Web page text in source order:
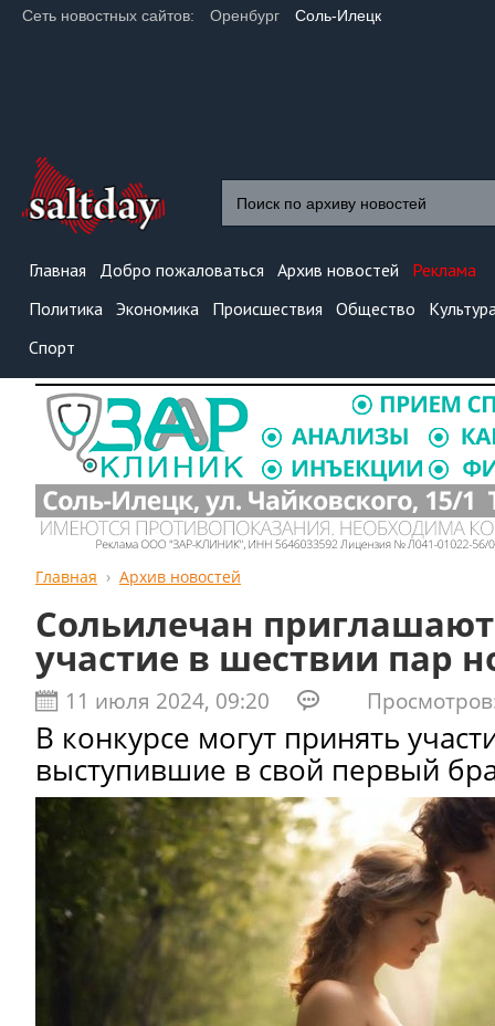
Сеть новостных сайтов: Оренбург Соль-Илецк
Главная Добро пожаловаться Архив новостей
Реклама
Политика Экономика Происшествия Общество
Спорт
Главная Архив новостей
Сольилечан
участие в шествии пар
11 июля 2024, 09:20
В конкурсе могут принять
выступившие в свой первый